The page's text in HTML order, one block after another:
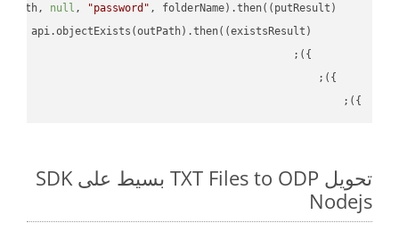
null , "password" , folderName).then( ( putResult ) =>
api.objectExists(outPath).then( (existsResult ) =>
});
تحويل TXT Files to ODP بسيط على SDK
Nodejs